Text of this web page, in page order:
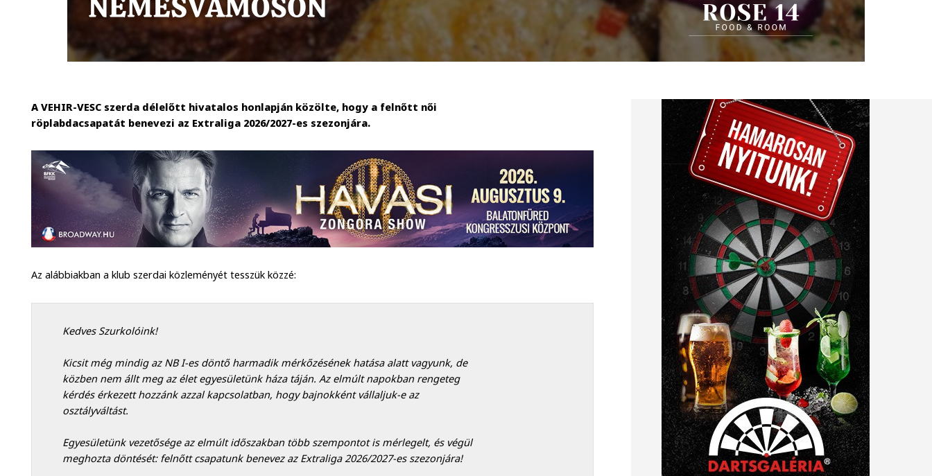
A VEHIR-VESC szerda délelőtt hivatalos honlapján közölte, hogy a felnőtt női
röplabdacsapatát benevezi az Extraliga 2026/2027-es szezonjára.
Az alábbiakban a klub szerdai közleményét tesszük közzé:
Kedves Szurkolóink!
Kicsit még mindig az NB I-es döntő harmadik mérkőzésének hatása alatt vagyunk, de
közben nem állt meg az élet egyesületünk háza táján. Az elmúlt napokban rengeteg
kérdés érkezett hozzánk azzal kapcsolatban, hogy bajnokként vállaljuk-e az
osztályváltást.
Egyesületünk vezetősége az elmúlt időszakban több szempontot is mérlegelt, és végül
meghozta döntését: felnőtt csapatunk benevez az Extraliga 2026/2027-es szezonjára!